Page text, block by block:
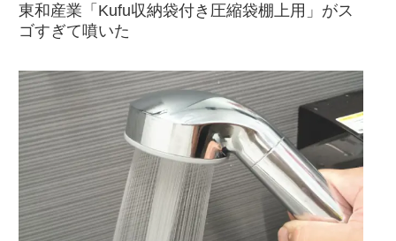
東和産業「Kufu収納袋付き圧縮袋棚上用」がス
ゴすぎて噴いた